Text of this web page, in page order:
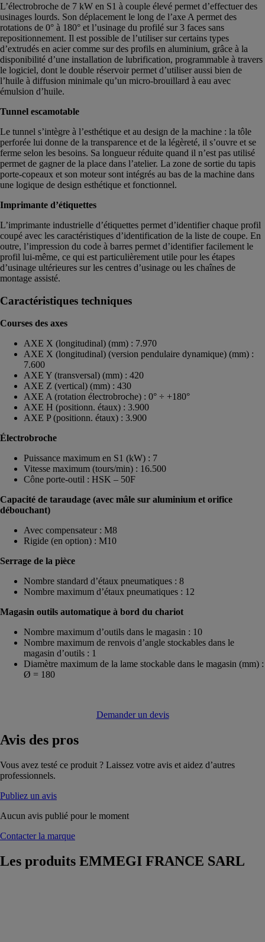
L’électrobroche de 7 kW en S1 à couple élevé permet d’effectuer des
usinages lourds. Son déplacement le long de l’axe A permet des
rotations de 0° à 180° et l’usinage du profilé sur 3 faces sans
repositionnement. Il est possible de l’utiliser sur certains types
d’extrudés en acier comme sur des profils en aluminium, grâce à la
disponibilité d’une installation de lubrification, programmable à travers
le logiciel, dont le double réservoir permet d’utiliser aussi bien de
l’huile à diffusion minimale qu’un micro-brouillard à eau avec
émulsion d’huile.
Tunnel escamotable
Le tunnel s’intègre à l’esthétique et au design de la machine : la tôle
perforée lui donne de la transparence et de la légèreté, il s’ouvre et se
ferme selon les besoins. Sa longueur réduite quand il n’est pas utilisé
permet de gagner de la place dans l’atelier. La zone de sortie du tapis
porte-copeaux et son moteur sont intégrés au bas de la machine dans
une logique de design esthétique et fonctionnel.
Imprimante d’étiquettes
L’imprimante industrielle d’étiquettes permet d’identifier chaque profil
coupé avec les caractéristiques d’identification de la liste de coupe. En
outre, l’impression du code à barres permet d’identifier facilement le
profil lui-même, ce qui est particulièrement utile pour les étapes
d’usinage ultérieures sur les centres d’usinage ou les chaînes de
montage assisté.
Caractéristiques techniques
Courses des axes
AXE X (longitudinal) (mm) : 7.970
AXE X (longitudinal) (version pendulaire dynamique) (mm) :
7.600
AXE Y (transversal) (mm) : 420
AXE Z (vertical) (mm) : 430
AXE A (rotation électrobroche) : 0° ÷ +180°
AXE H (positionn. étaux) : 3.900
AXE P (positionn. étaux) : 3.900
Électrobroche
Puissance maximum en S1 (kW) : 7
Vitesse maximum (tours/min) : 16.500
Cône porte-outil : HSK – 50F
Capacité de taraudage (avec mâle sur aluminium et orifice
débouchant)
Avec compensateur : M8
Rigide (en option) : M10
Serrage de la pièce
Nombre standard d’étaux pneumatiques : 8
Nombre maximum d’étaux pneumatiques : 12
Magasin outils automatique à bord du chariot
Nombre maximum d’outils dans le magasin : 10
Nombre maximum de renvois d’angle stockables dans le
magasin d’outils : 1
Diamètre maximum de la lame stockable dans le magasin (mm) :
Ø = 180
Demander un devis
Avis des pros
Vous avez testé ce produit ? Laissez votre avis et aidez d’autres
professionnels.
Publiez un avis
Aucun avis publié pour le moment
Contacter la marque
Les produits EMMEGI FRANCE SARL